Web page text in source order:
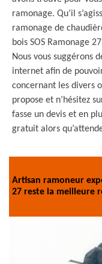
ramonage. Qu’il
ramonage de
bois SOS Ramonage
Nous vous suggérons
internet afin de
concernant les divers
propose et n’hésitez
fasse un devis et en
gratuit alors
Artisan ramoneur
27 reste la meilleure